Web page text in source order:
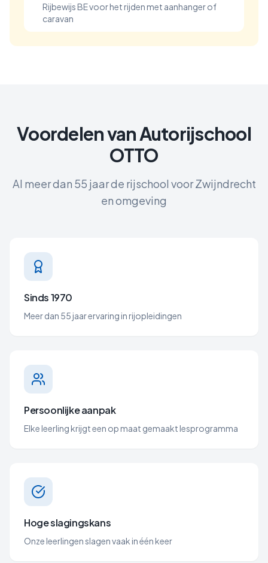
Rijbewijs BE voor het rijden met aanhanger of
caravan
Voordelen van Autorijschool
OTTO
Al meer dan 55 jaar de rijschool voorZwijndrecht
en omgeving
Sinds 1970
Meer dan 55 jaar ervaring in rijopleidingen
Persoonlijke aanpak
Elke leerling krijgt een op maat gemaakt lesprogramma
Hoge slagingskans
Onze leerlingen slagen vaak in één keer